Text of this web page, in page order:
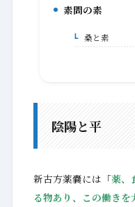
8.
素問の素
8-1.桑と素
陰陽と平
新古方薬嚢には「薬、
る物あり、この働き